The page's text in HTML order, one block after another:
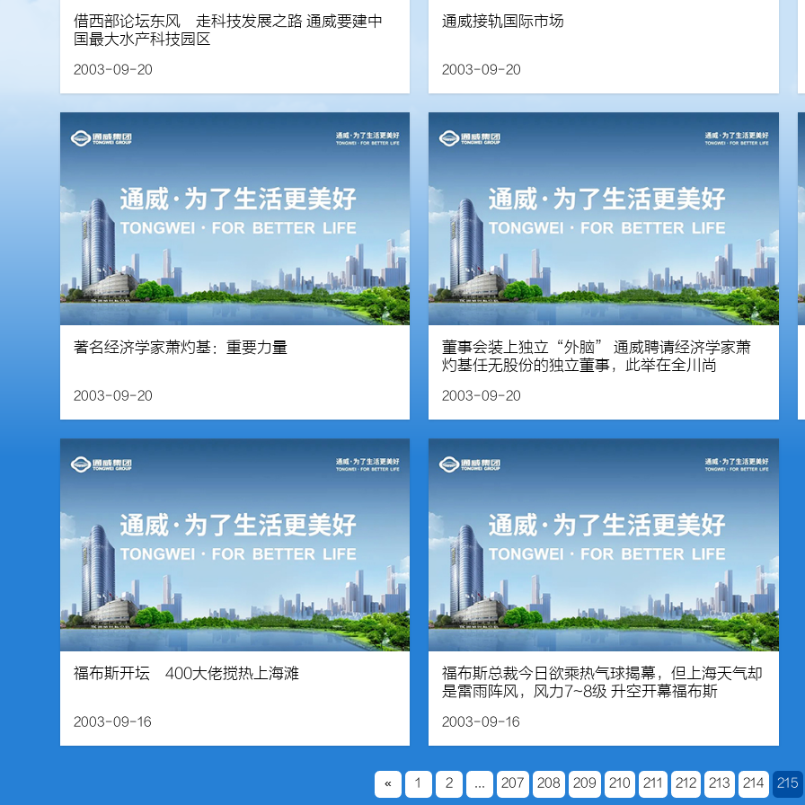
借西部论坛东风 走科技发展之路 通威要建中
国最大水产科技园区
2003-09-20
通威接轨国际市场
2003-09-20
著名经济学家萧灼基：重要力量
2003-09-20
董事会装上独立“外脑” 通威聘请经济学家萧
灼基任无股份的独立董事，此举在全川尚
2003-09-20
福布斯开坛 400大佬搅热上海滩
2003-09-16
福布斯总裁今日欲乘热气球揭幕，但上海天气却
是雷雨阵风，风力7~8级 升空开幕福布斯
2003-09-16
« 1 2 ... 207 208 209 210 211 212 213 214 215